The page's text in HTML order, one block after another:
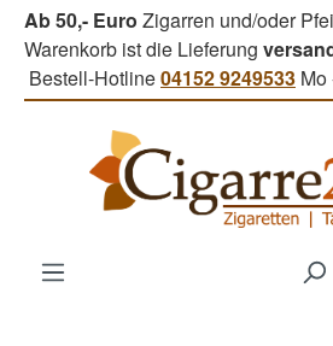
Zum Hauptinhalt springen
Ab 50,- Euro Zigarren und/oder
Warenkorb ist die Lieferung
Bestell-Hotline04152 9249533 Mo